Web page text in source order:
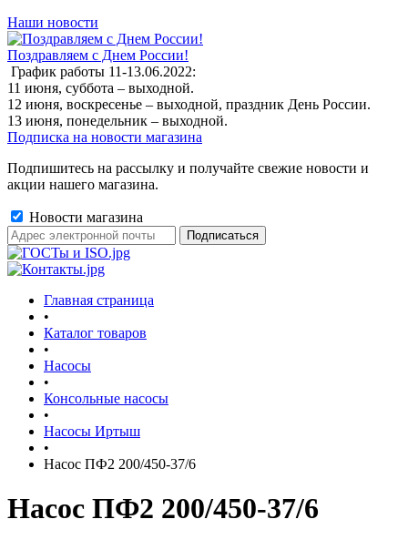
Наши новости
Поздравляем с Днем России!
График работы 11-13.06.2022:
11 июня, суббота – выходной.
12 июня, воскресенье – выходной, праздник День России.
13 июня, понедельник – выходной.
Подписка на новости магазина
Подпишитесь на рассылку и получайте свежие новости и
акции нашего магазина.
Новости магазина
Главная страница
•
Каталог товаров
•
Насосы
•
Консольные насосы
•
Насосы Иртыш
•
Насос ПФ2 200/450-37/6
Насос ПФ2 200/450-37/6